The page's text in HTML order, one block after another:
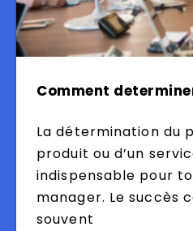
Comment
La détermination du
produit ou d’un
indispensable pour
manager. Le succès
souvent